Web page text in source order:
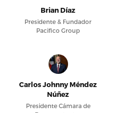
Brian Díaz
Presidente & Fundador
Pacifico Group
Carlos Johnny Méndez
Núñez
Presidente Cámara de